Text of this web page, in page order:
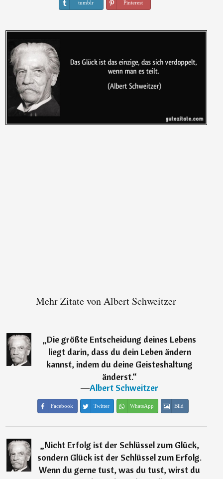
tumblr Pinterest
Mehr Zitate von Albert Schweitzer
„Die größte Entscheidung deines Lebens
liegt darin, dass du dein Leben ändern
kannst, indem du deine Geisteshaltung
änderst.“
―Albert Schweitzer
Facebook Twitter WhatsApp Bild
„Nicht Erfolg ist der Schlüssel zum Glück,
sondern Glück ist der Schlüssel zum Erfolg.
Wenn du gerne tust, was du tust, wirst du